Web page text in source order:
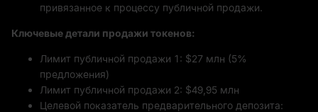
привязанное к процессу публичной продажи.
Ключевые детали продажи токенов:
Лимит публичной продажи 1: $27 млн (5%
предложения)
Лимит публичной продажи 2: $49,95 млн
Целевой показатель предварительного депозита: